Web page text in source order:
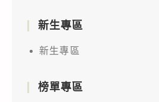
新生專區
新生專區
榜單專區